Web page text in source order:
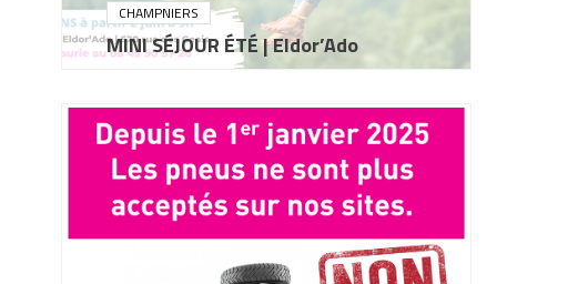
CHAMPNIERS
MINI SÉJOUR ÉTÉ | Eldor’Ado